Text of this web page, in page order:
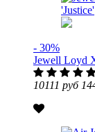
- 30%
Jewell Loyd
10111 руб